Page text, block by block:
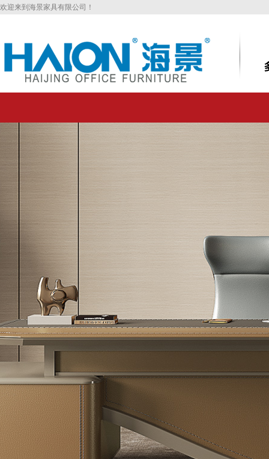
欢迎来到海景家具有限公司！